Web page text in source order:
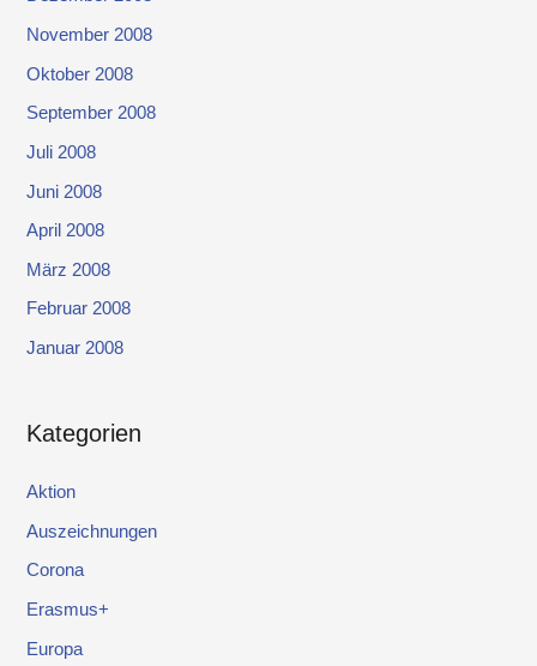
November 2008
Oktober 2008
September 2008
Juli 2008
Juni 2008
April 2008
März 2008
Februar 2008
Januar 2008
Kategorien
Aktion
Auszeichnungen
Corona
Erasmus+
Europa